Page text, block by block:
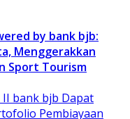
by bank bjb:
Menggerakkan
Sport Tourism